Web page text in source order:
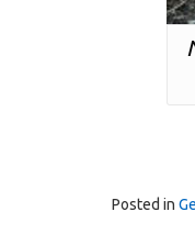
Posted in